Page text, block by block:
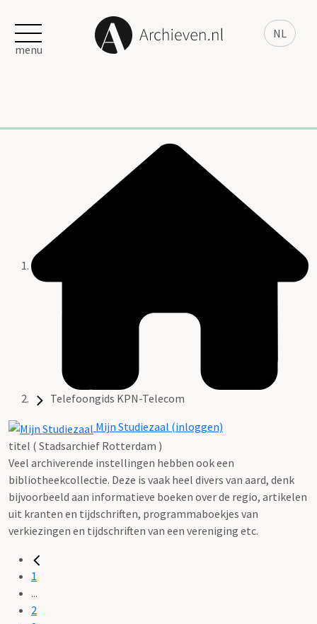
NL
menu
Telefoongids KPN-Telecom
Mijn Studiezaal (inloggen)
titel ( Stadsarchief Rotterdam )
Veel archiverende instellingen hebben ook een
bibliotheekcollectie. Deze is vaak heel divers van aard, denk
bijvoorbeeld aan informatieve boeken over de regio, artikelen
uit kranten en tijdschriften, programmaboekjes van
verkiezingen en tijdschriften van een vereniging etc.
1
...
2